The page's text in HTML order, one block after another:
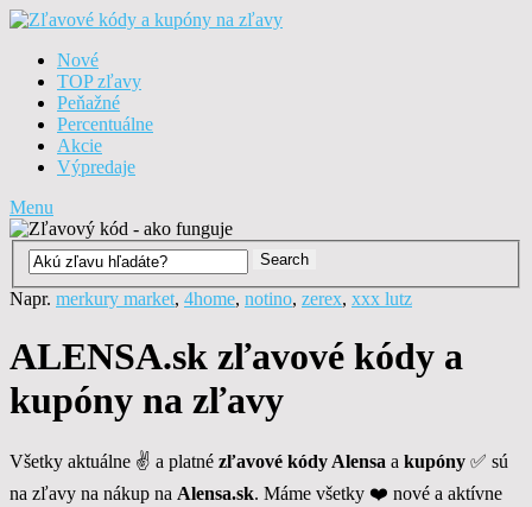
Nové
TOP zľavy
Peňažné
Percentuálne
Akcie
Výpredaje
Menu
Napr. merkury market, 4home, notino, zerex, xxx lutz
ALENSA.sk zľavové kódy a
kupóny na zľavy
Všetky aktuálne ✌ a platné zľavové kódy Alensa a kupóny ✅ sú
na zľavy na nákup na Alensa.sk. Máme všetky ❤️ nové a aktívne